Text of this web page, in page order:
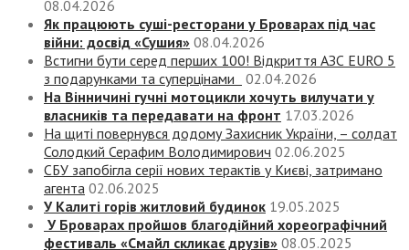
08.04.2026
Як працюють суші-ресторани у Броварах під час
війни: досвід «Сушия» 08.04.2026
Встигни бути серед перших 100! Відкриття АЗС EURO 5
з подарунками та суперцінами
02.04.2026
На Вінничині гучні мотоцикли хочуть вилучати у
власників та передавати на фронт 17.03.2026
На щиті повернувся додому Захисник України, – солдат
Солодкий Серафим Володимирович 02.06.2025
СБУ запобігла серії нових терактів у Києві, затримано
агента 02.06.2025
У Калиті горів житловий будинок 19.05.2025
У Броварах пройшов благодійний хореографічний
фестиваль «Смайл скликає друзів» 08.05.2025